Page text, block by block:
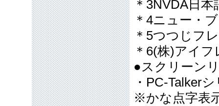
＊3NVDA日
＊4ニュー・
＊5つつじフ
＊6(株)アイフ
●スクリーン
・PC-Talker
※かな点字表